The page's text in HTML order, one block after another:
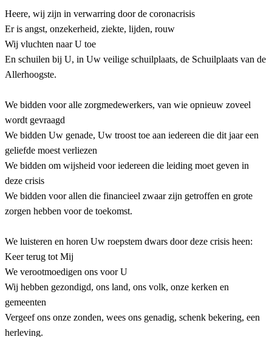
Heere, wij zijn in verwarring door de coronacrisis
Er is angst, onzekerheid, ziekte, lijden, rouw
Wij vluchten naar U toe
En schuilen bij U, in Uw veilige schuilplaats, de Schuilplaats van de
Allerhoogste.
We bidden voor alle zorgmedewerkers, van wie opnieuw zoveel
wordt gevraagd
We bidden Uw genade, Uw troost toe aan iedereen die dit jaar een
geliefde moest verliezen
We bidden om wijsheid voor iedereen die leiding moet geven in
deze crisis
We bidden voor allen die financieel zwaar zijn getroffen en grote
zorgen hebben voor de toekomst.
We luisteren en horen Uw roepstem dwars door deze crisis heen:
Keer terug tot Mij
We verootmoedigen ons voor U
Wij hebben gezondigd, ons land, ons volk, onze kerken en
gemeenten
Vergeef ons onze zonden, wees ons genadig, schenk bekering, een
herleving.